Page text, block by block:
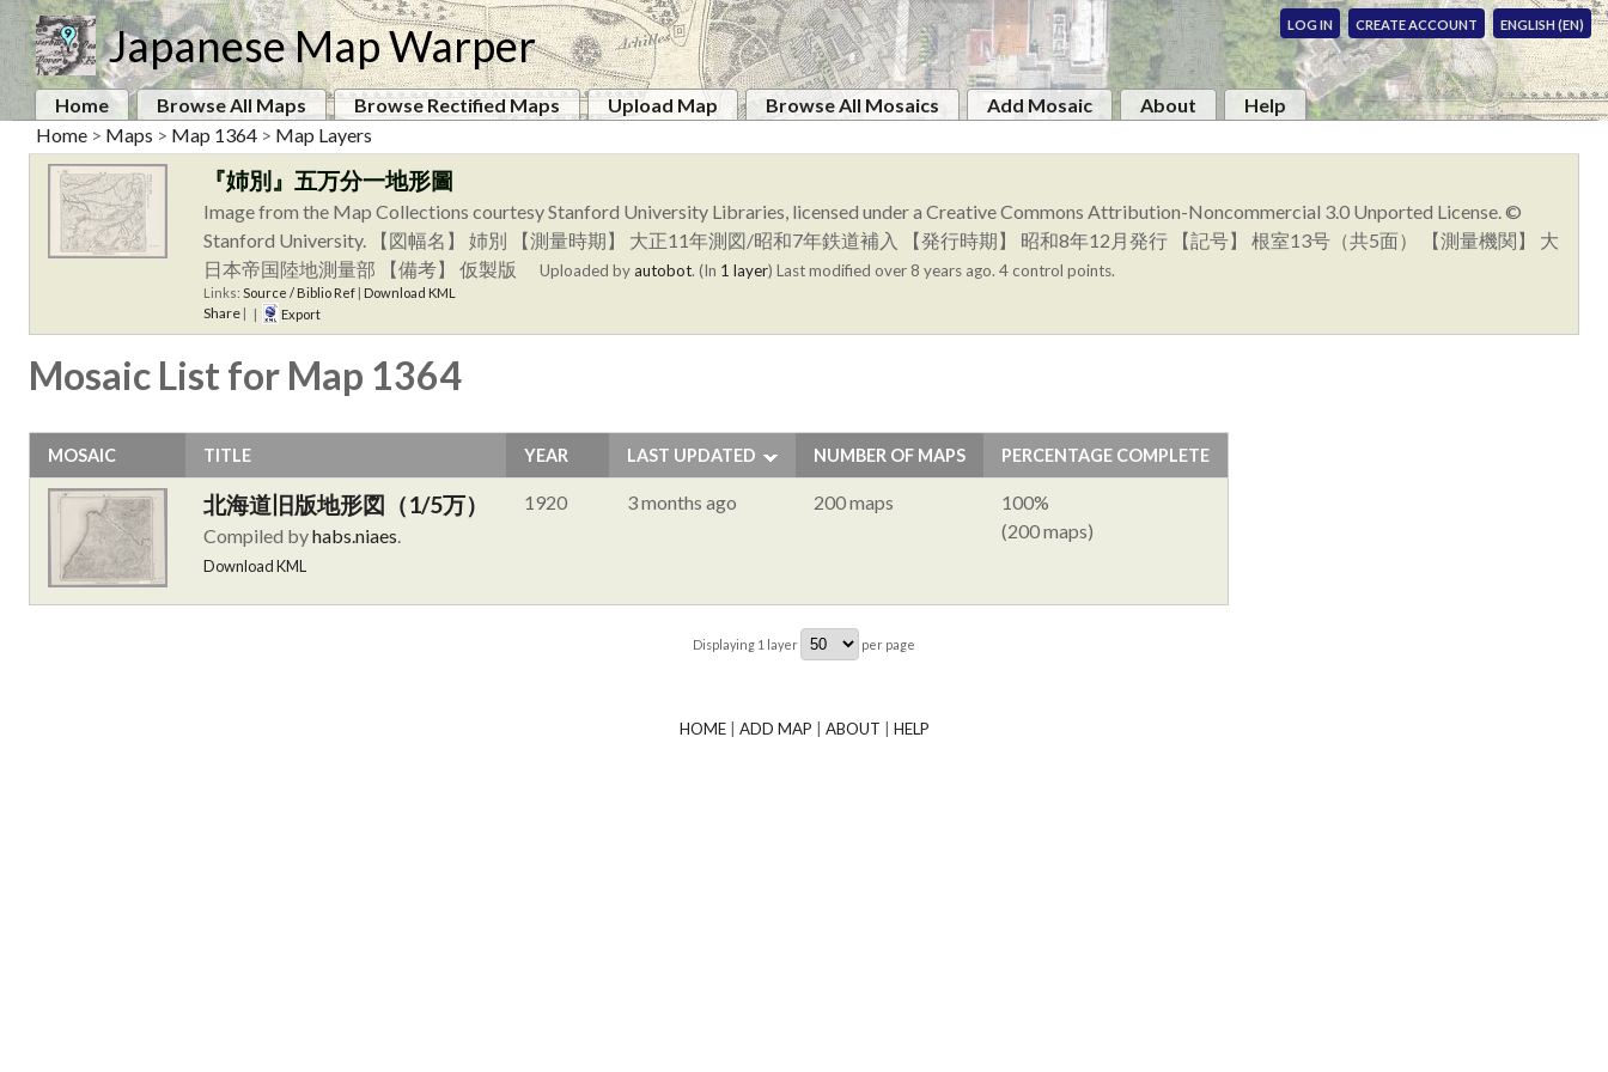
Japanese Map Warper LOG IN CREATE ACCOUNT ENGLISH (EN)
Home Browse All Maps Browse Rectified Maps Upload Map Browse All Mosaics Add Mosaic About
Help
Home > Maps > Map 1364 > Map Layers
『姉別』五万分一地形圖
Image from the Map Collections courtesy Stanford University Libraries, licensed under a Creative Commons Attribution-Noncommercial 3.0 Unported License. ©
Stanford University. 【図幅名】 姉別 【測量時期】 大正11年測図/昭和7年鉄道補入 【発行時期】 昭和8年12月発行 【記号】 根室13号（共5面） 【測量機関】 大
日本帝国陸地測量部 【備考】 仮製版 Uploaded byautobot. (In 1 layer) Last modified over 8 years ago. 4 control points.
Links: Source / Biblio Ref Download KML
Share Export
Mosaic List for Map 1364
MOSAIC TITLE YEAR LAST UPDATED NUMBER OF MAPS PERCENTAGE COMPLETE
北海道旧版地形図（1/5万）
Compiled byhabs.niaes
Download KML
1920 3 months ago 200 maps
100%
(200 maps)
Displaying 1 layer per page
HOME| ADD MAP ABOUT HELP